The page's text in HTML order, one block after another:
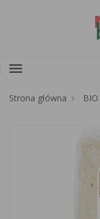
menu
Strona główna